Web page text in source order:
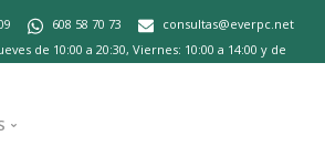
608 58 70 73
consultas@everpc.net
de 10:00 a 20:30, Viernes: 10:00 a 14:00 y de
de 10:30 a 14:00